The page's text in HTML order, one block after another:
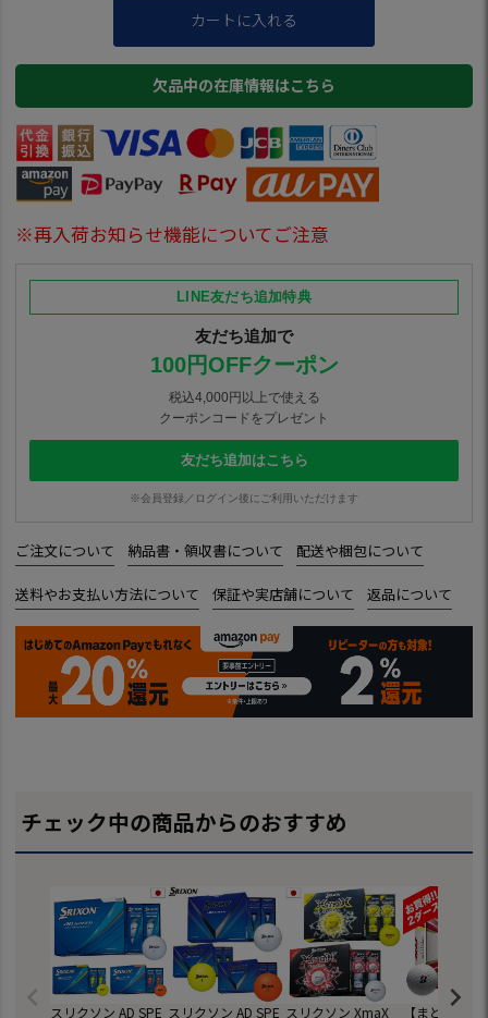
カートに入れる
欠品中の在庫情報はこちら
※再入荷お知らせ機能についてご注意
LINE友だち追加特典
友だち追加で
100円OFFクーポン
税込4,000円以上で使える
クーポンコードをプレゼント
友だち追加はこちら
※会員登録／ログイン後にご利用いただけます
ご注文について 納品書・領収書について 配送や梱包について
送料やお支払い方法について 保証や実店舗について 返品について
チェック中の商品からのおすすめ
スリクソン AD SPE スリクソン AD SPE スリクソン XmaX 【まとめ買い